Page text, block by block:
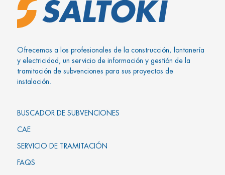
Ofrecemos a los profesionales de la construcción, fontanería
y electricidad, un servicio de información y gestión de la
tramitación de subvenciones para sus proyectos de
instalación.
BUSCADOR DE SUBVENCIONES
CAE
SERVICIO DE TRAMITACIÓN
FAQS